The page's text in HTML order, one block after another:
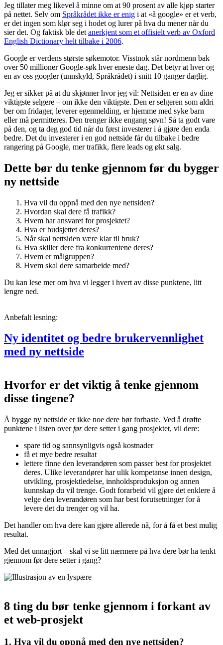
Jeg tillater meg likevel å minne om at 90 prosent av alle kjøp starter
på nettet. Selv om Språkrådet ikke er enig i at «å google» er et verb,
er det ingen som klør seg i hodet og lurer på hva du mener når du
sier det. Og faktisk ble det anerkjent som et offisielt verb av Oxford
English Dictionary helt tilbake i 2006.
Google er verdens største søkemotor. Visstnok står nordmenn bak
over 50 millioner Google-søk hver eneste dag. Det betyr at hver og
en av oss googler (unnskyld, Språkrådet) i snitt 10 ganger daglig.
Jeg er sikker på at du skjønner hvor jeg vil: Nettsiden er en av dine
viktigste selgere – om ikke den viktigste. Den er selgeren som aldri
ber om fridager, leverer egenmelding, er hjemme med syke barn
eller må permitteres. Den trenger ikke engang søvn! Så ta godt vare
på den, og ta deg god tid når du først investerer i å gjøre den enda
bedre. Det du investerer i en god nettside får du tilbake i bedre
rangering på Google, mer trafikk, flere leads og økt salg.
Dette bør du tenke gjennom før du bygger
ny nettside
Hva vil du oppnå med den nye nettsiden?
Hvordan skal dere få trafikk?
Hvem har ansvaret for prosjektet?
Hva er budsjettet deres?
Når skal nettsiden være klar til bruk?
Hva skiller dere fra konkurrentene deres?
Hvem er målgruppen?
Hvem skal dere samarbeide med?
Du kan lese mer om hva vi legger i hvert av disse punktene, litt
lengre ned.
Anbefalt lesning:
Ny identitet og bedre brukervennlighet
med ny nettside
Hvorfor er det viktig å tenke gjennom
disse tingene?
Å bygge ny nettside er ikke noe dere bør forhaste. Ved å drøfte
punktene i listen overførdere setter i gang prosjektet, vil dere:
spare tid og sannsynligvis også kostnader
få et mye bedre resultat
lettere finne den leverandøren som passer best for prosjektet
deres. Ulike leverandører har ulik kompetanse innen design,
utvikling, prosjektledelse, innholdsproduksjon og annen
kunnskap du vil trenge. Godt forarbeid vil gjøre det enklere å
velge den leverandøren som har best forutsetninger for å
levere det du trenger og vil ha.
Det handler om hva dere kan gjøre allerede nå, for å få et best mulig
resultat.
Med det unnagjort – skal vi se litt nærmere på hva dere bør ha tenkt
gjennom før dere setter i gang?
8 ting du bør tenke gjennom i forkant av
et web-prosjekt
1. Hva vil du oppnå med den nye nettsiden?